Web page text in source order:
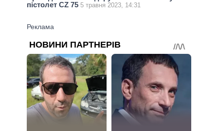
пістолет CZ 75 5 травня 2023, 14:31